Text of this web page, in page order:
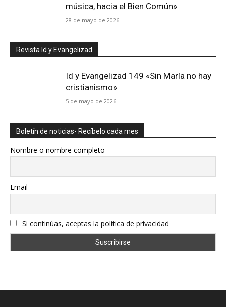
música, hacia el Bien Común»
28 de mayo de 2026
Revista Id y Evangelizad
Id y Evangelizad 149 «Sin María no hay
cristianismo»
5 de mayo de 2026
Boletín de noticias- Recíbelo cada mes
Nombre o nombre completo
Email
Si continúas, aceptas la política de privacidad